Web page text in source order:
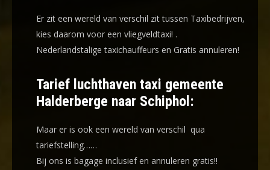
Er zit een wereld van verschil zit tussen Taxibedrijven,
kies daarom voor een vliegveldtaxi! .
Nederlandstalige taxichauffeurs en Gratis annuleren!
Tarief luchthaven taxi gemeente
Halderberge naar Schiphol:
Maar er is ook een wereld van verschil qua
tariefstelling……
Bij ons is bagage inclusief en annuleren gratis!!